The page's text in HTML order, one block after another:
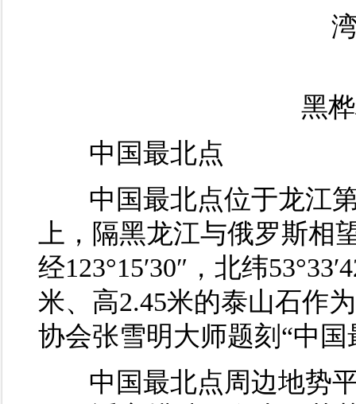
黑
中国最北点
中国最北点位于龙江
上，隔黑龙江与俄罗斯相
经123°15′30″，北纬
米、高2.45米的泰山石作
协会张雪明大师题刻“中
中国最北点周边地势